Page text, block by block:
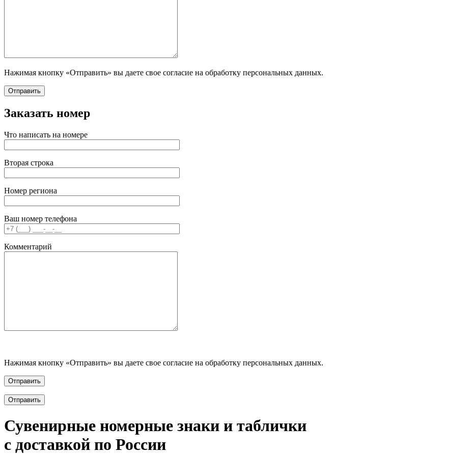
Нажимая кнопку «Отправить» вы даете свое согласие на обработку персональных данных.
Заказать номер
Что написать на номере
Вторая строка
Номер региона
Ваш номер телефона
Комментарий
Нажимая кнопку «Отправить» вы даете свое согласие на обработку персональных данных.
Отправить
Сувенирные номерные знаки и таблички
с доставкой по России